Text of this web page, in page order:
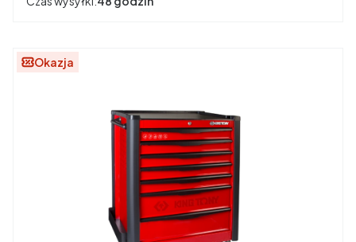
Okazja